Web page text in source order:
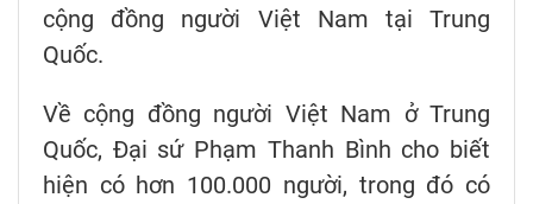
cộng đồng người Việt Nam tại Trung
Quốc.
Về cộng đồng người Việt Nam ở Trung
Quốc, Đại sứ Phạm Thanh Bình cho biết
hiện có hơn 100.000 người, trong đó có